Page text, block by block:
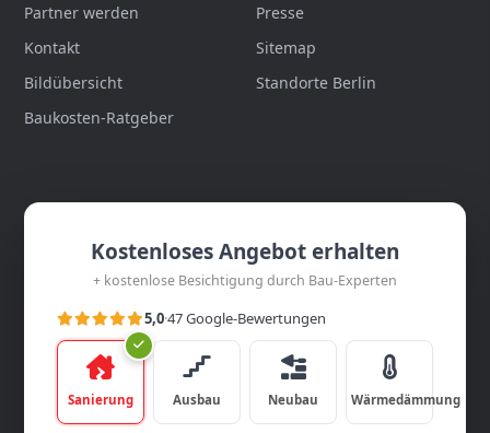
Kostenloses Angebot erhalten
+ kostenlose Besichtigung durch Bau-Experten
5,0·47 Google-Bewertungen
Sanierung Ausbau Neubau Wärmedämmung
Partner werden
Presse
Kontakt
Sitemap
Bildübersicht
Standorte Berlin
Baukosten-Ratgeber